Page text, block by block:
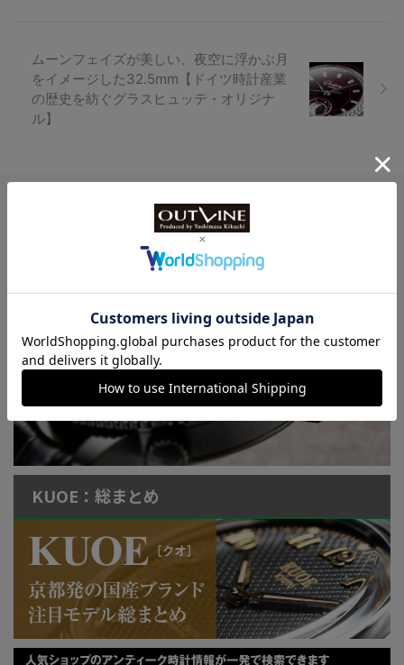
ムーンフェイズが美しい、夜空に浮かぶ月
をイメージした32.5mm【ドイツ時計産業
の歴史を紡ぐグラスヒュッテ・オリジナ
ル】
LowBEAT Marketplace
特許取得“耐衝撃”ウオッチなど
KUOE：総まとめ